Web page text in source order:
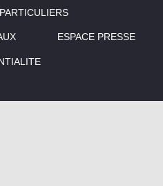
ESPACE PRESSE